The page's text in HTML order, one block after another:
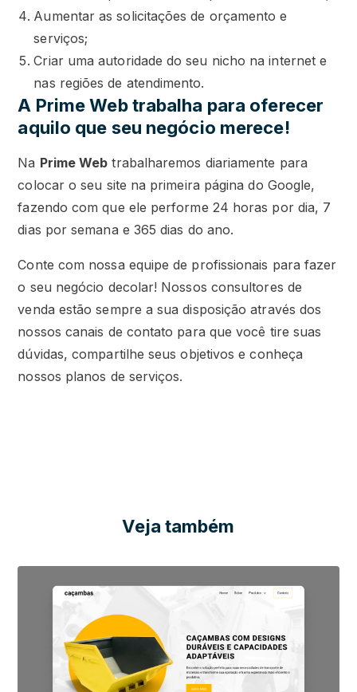
Aumentar as solicitações de orçamento e
serviços;
Criar uma autoridade do seu nicho na internet e
nas regiões de atendimento.
A Prime Web trabalha para oferecer
aquilo que seu negócio merece!
Na Prime Web trabalharemos diariamente para
colocar o seu site na primeira página do Google,
fazendo com que ele performe 24 horas por dia, 7
dias por semana e 365 dias do ano.
Conte com nossa equipe de profissionais para fazer
o seu negócio decolar! Nossos consultores de
venda estão sempre a sua disposição através dos
nossos canais de contato para que você tire suas
dúvidas, compartilhe seus objetivos e conheça
nossos planos de serviços.
Veja também